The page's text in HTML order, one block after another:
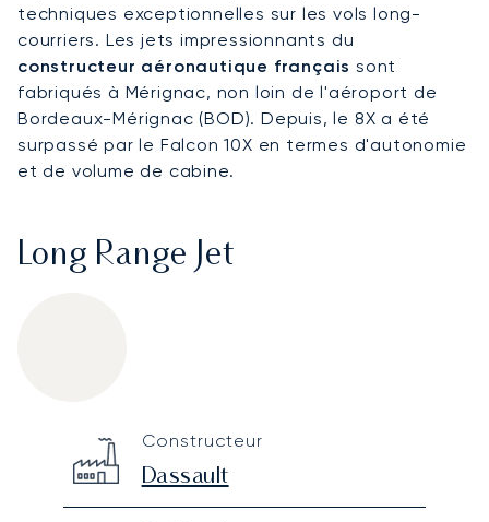
techniques exceptionnelles sur les vols long-
courriers. Les jets impressionnants du
constructeur aéronautique français sont
fabriqués à Mérignac, non loin de l'aéroport de
Bordeaux-Mérignac (BOD). Depuis, le 8X a été
surpassé par le Falcon 10X en termes d'autonomie
et de volume de cabine.
Long Range Jet
Technical specifications
Constructeur
Dassault